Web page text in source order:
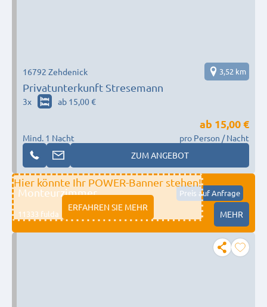
Privatunterkunft Stresemann
16792 Zehdenick 3,52 km
3x ab 15,00 €
Mind. 1 Nacht
ab 15,00 €
pro Person / Nacht
ZUM ANGEBOT
Hier könnte Ihr POWER-Banner stehen!
ERFAHREN SIE MEHR
Monteurzimmer Preis auf Anfrage
11333 fulda MEHR